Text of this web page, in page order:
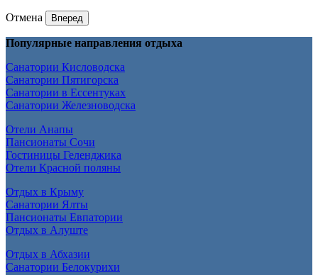
Отмена Вперед
Популярные направления отдыха
Санатории Кисловодска
Санатории Пятигорска
Санатории в Ессентуках
Санатории Железноводска
Отели Анапы
Пансионаты Сочи
Гостиницы Геленджика
Отели Красной поляны
Отдых в Крыму
Санатории Ялты
Пансионаты Евпатории
Отдых в Алуште
Отдых в Абхазии
Санатории Белокурихи